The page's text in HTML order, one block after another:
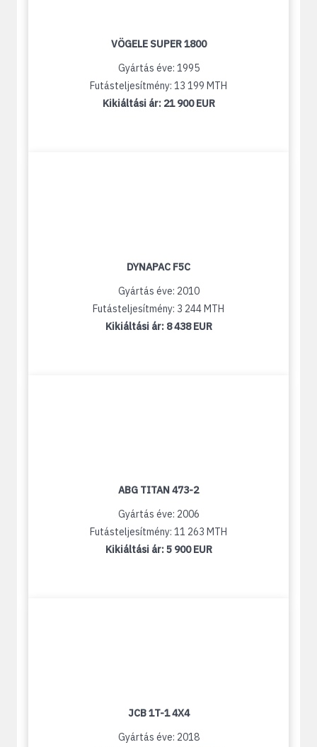
VÖGELE SUPER 1800
Gyártás éve: 1995
Futásteljesítmény: 13 199 MTH
Kikiáltási ár: 21 900 EUR
DYNAPAC F5C
Gyártás éve: 2010
Futásteljesítmény: 3 244 MTH
Kikiáltási ár: 8 438 EUR
ABG TITAN 473-2
Gyártás éve: 2006
Futásteljesítmény: 11 263 MTH
Kikiáltási ár:5 900 EUR
JCB 1T-1 4X4
Gyártás éve: 2018